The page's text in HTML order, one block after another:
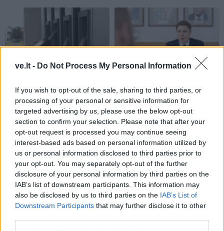
ve.lt - Do Not Process My Personal Information
If you wish to opt-out of the sale, sharing to third parties, or
processing of your personal or sensitive information for
targeted advertising by us, please use the below opt-out
section to confirm your selection. Please note that after your
opt-out request is processed you may continue seeing
interest-based ads based on personal information utilized by
us or personal information disclosed to third parties prior to
your opt-out. You may separately opt-out of the further
disclosure of your personal information by third parties on the
IAB’s list of downstream participants. This information may
also be disclosed by us to third parties on the IAB’s List of
Downstream Participants that may further disclose it to other
Premjeras: nėra
indikacijų, kad reikia
mažinti dyzelino akcizą –
kaina turi viršyti 2,2 euro
už litrą(2)
Mindaugas Sinkevičius
ramina visuomenę dėl
galimų Rusijos planų:
piliečiams nereikėtų
papildomai baimintis (4)